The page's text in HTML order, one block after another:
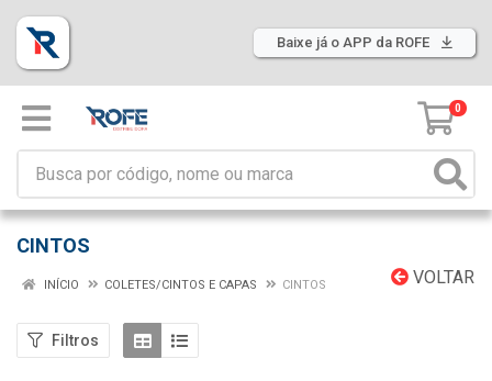
Baixe já o APP da ROFE
0
CINTOS
VOLTAR
INÍCIO COLETES/CINTOS E CAPAS CINTOS
Filtros